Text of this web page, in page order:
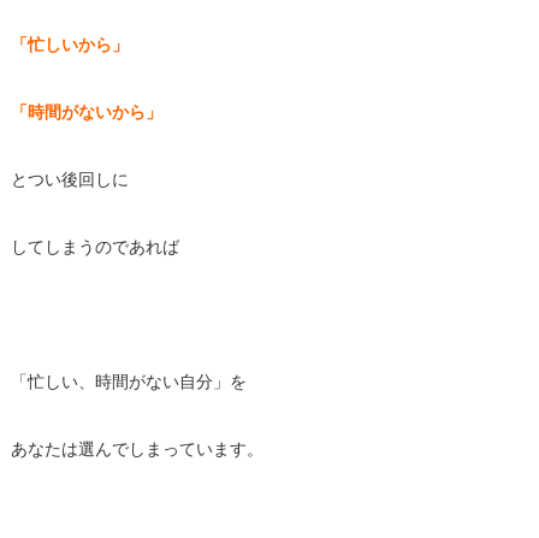
「忙しいから」
「時間がないから」
とつい後回しに
してしまうのであれば
「忙しい、時間がない自分」を
あなたは選んでしまっています。